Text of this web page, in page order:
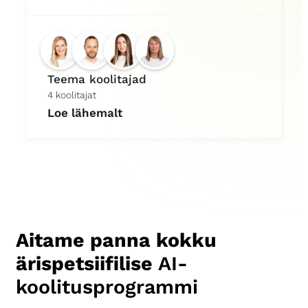
Teema koolitajad
4 koolitajat
Loe lähemalt
Aitame panna kokku
ärispetsiifilise AI-
koolitusprogrammi